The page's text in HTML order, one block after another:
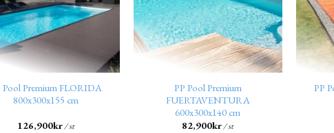
Pool Premium FLORIDA
800x300x155 cm
126,900kr/ st
PP Pool Premium
FUERTAVENTURA
600x300x140 cm
82,900kr/ st
PP